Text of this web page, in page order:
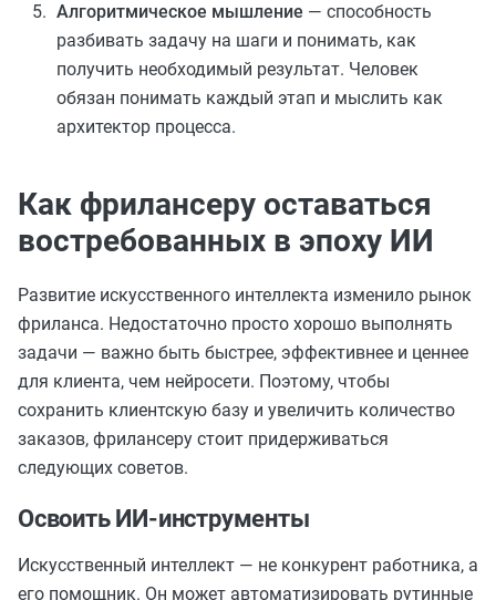
Алгоритмическое мышление — способность
разбивать задачу на шаги и понимать, как
получить необходимый результат. Человек
обязан понимать каждый этап и мыслить как
архитектор процесса.
Как фрилансеру оставаться
востребованных в эпоху ИИ
Развитие искусственного интеллекта изменило рынок
фриланса. Недостаточно просто хорошо выполнять
задачи — важно быть быстрее, эффективнее и ценнее
для клиента, чем нейросети. Поэтому, чтобы
сохранить клиентскую базу и увеличить количество
заказов, фрилансеру стоит придерживаться
следующих советов.
Освоить ИИ-инструменты
Искусственный интеллект — не конкурент работника, а
его помощник. Он может автоматизировать рутинные